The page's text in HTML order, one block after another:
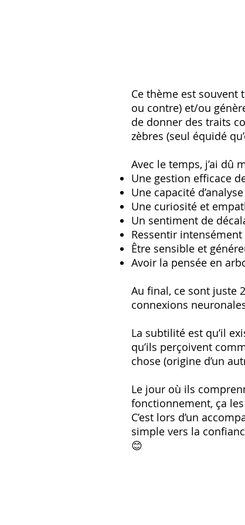
Ce thème est souvent
ou contre) et/ou
de donner des traits
zèbres (seul équidé
Avec le temps, j’ai dû
Une gestion efficace
Une capacité
Une curiosité et
Un sentiment de
Ressentir
Être sensible et
Avoir la pensée en
Au final, ce sont juste
connexions
La subtilité est qu’il
qu’ils perçoivent
chose (origine d’un
Le jour où ils
fonctionnement, ça
C’est lors d’un
simple vers la
😊